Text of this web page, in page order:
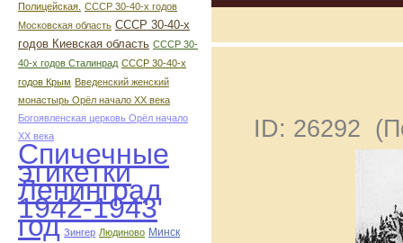
Полицейская. СССР 30-40-х годов
Московская область СССР 30-40-х
годов Киевская область СССР 30-
40-х годов Сталинрад СССР 30-40-х
годов Крым Введенский женский
монастырь Орёл начало ХХ века
Богоявленская церковь Орёл начало
ХХ века
Спичечные
этикетки
Ленинград
1942-1943
год Зингер Людиново Минск
ID: 26292